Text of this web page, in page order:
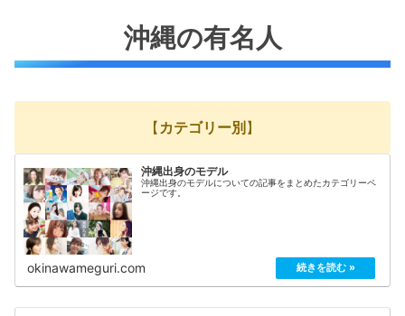
沖縄の有名人
【 カテゴリー別】
沖縄出身のモデル
沖縄出身のモデルについての記事をまとめたカテゴリーペ
ージです。
okinawameguri.com